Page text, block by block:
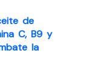
de
C, B9 y
la